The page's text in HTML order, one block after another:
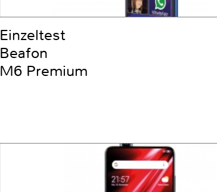
Einzeltest
Beafon
M6 Premium